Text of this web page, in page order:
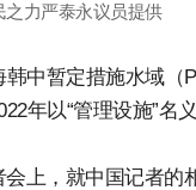
力严泰永议员提供
中暂定措施水域
年以“管理设施”名
上，就中国记者